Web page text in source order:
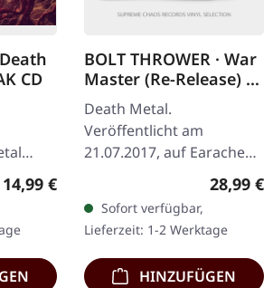
CD
im
Regulärer Preis:
14,99 €
BOLT THROWER · War
Master (Re-Release) |
BLACK LP
Death Metal.
Veröffentlicht am
21.07.2017, auf Earache
Records. Schwarzes Vinyl,
FDR-Version im Gatefold-
Cover. 'Warmaster' steht
als monumentales…
28,99 €
Sofort verfügbar,
Lieferzeit: 1-2 Werktage
HINZUFÜGEN